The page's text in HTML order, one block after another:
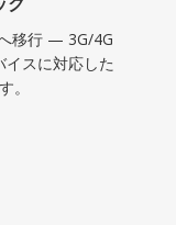
移行 — 3G/4G
スに対応した
。